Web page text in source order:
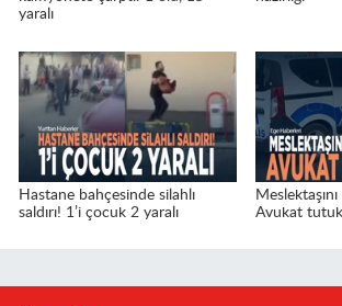
yaralı
Hastane bahçesinde silahlı
saldırı! 1’i çocuk 2 yaralı
Avukat